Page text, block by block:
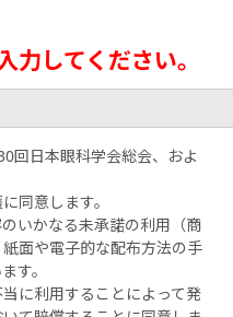
力してください。
回日本眼科学会総会、およ
同意します。
いかなる未承諾の利用（商
面や電子的な配布方法の手
す。
に利用することによって発